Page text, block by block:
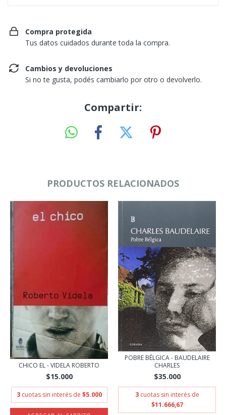
Compra protegida
Tus datos cuidados durante toda la compra.
Cambios y devoluciones
Si no te gusta, podés cambiarlo por otro o devolverlo.
Compartir:
PRODUCTOS RELACIONADOS
CHICO EL - VIDELA ROBERTO
$15.000
3 cuotas sin interés de $5.000
POBRE BÉLGICA - BAUDELAIRE
CHARLES
$35.000
3 cuotas sin interés de
$11.666,67